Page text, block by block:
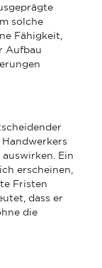
solche
Fähigkeit,
Aufbau
Ein
erscheinen,
Fristen
dass er
die